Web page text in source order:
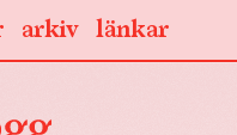
länkar
arkiv